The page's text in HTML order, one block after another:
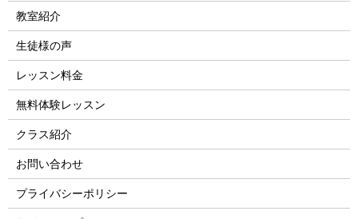
教室紹介
生徒様の声
レッスン料金
無料体験レッスン
クラス紹介
お問い合わせ
プライバシーポリシー